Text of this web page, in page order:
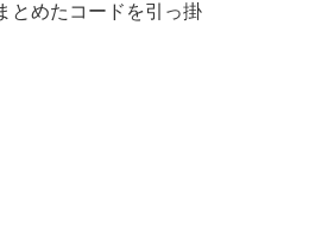
とめたコードを引っ掛